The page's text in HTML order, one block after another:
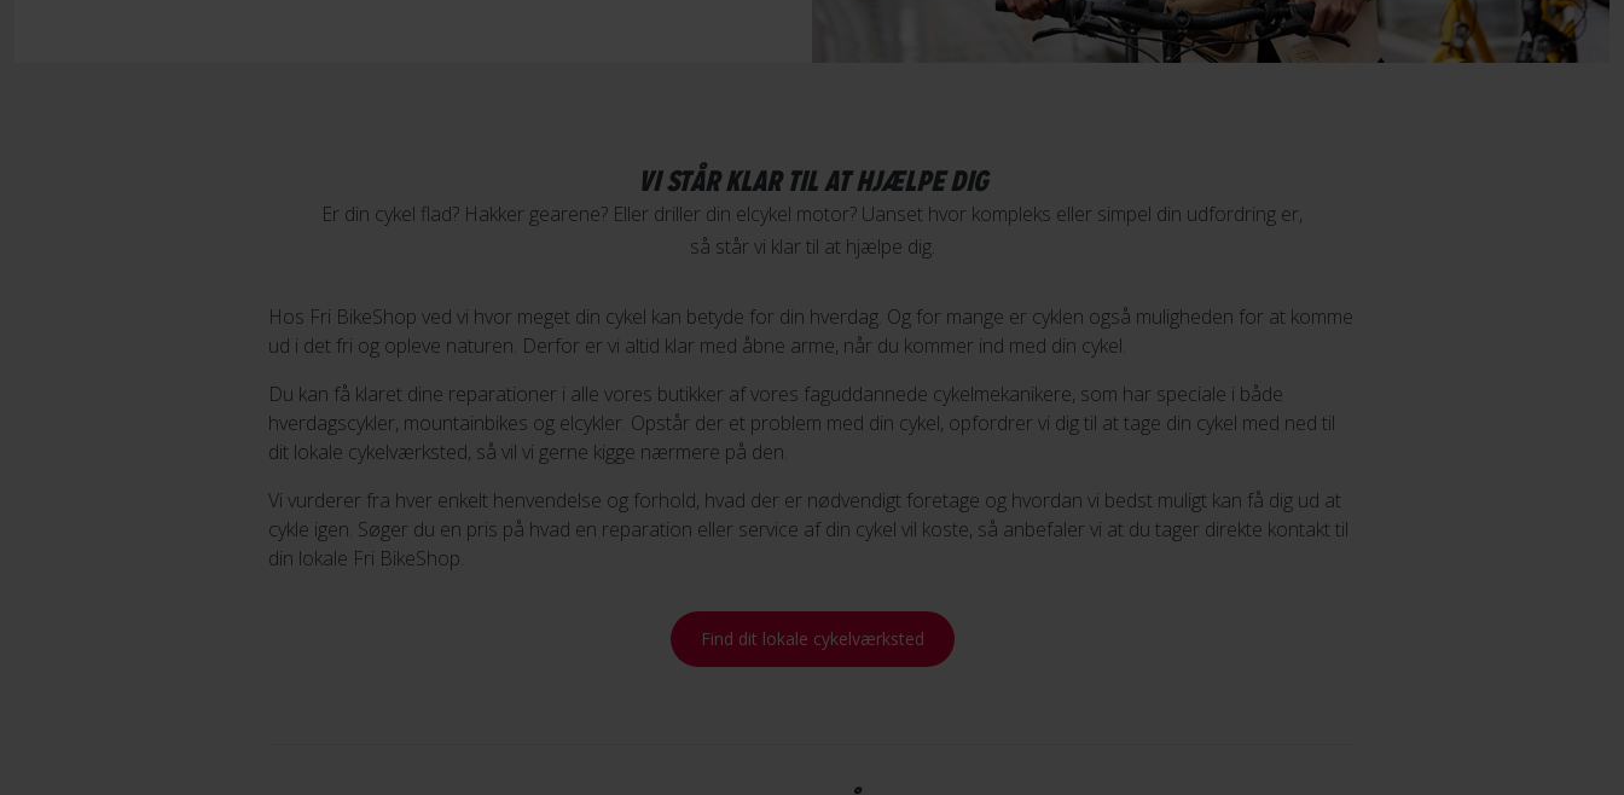
Kontakt butik
Kontakt butik
,
VI STÅR KLAR TIL AT HJÆLPE DIG
Er din cykel flad? Hakker gearene? Eller driller din elcykel motor? Uanset hvor kompleks eller simpel din udfordring er,
så står vi klar til at hjælpe dig.
Hos Fri BikeShop ved vi hvor meget din cykel kan betyde for din hverdag. Og for mange er cyklen også muligheden for at komme
ud i det fri og opleve naturen. Derfor er vi altid klar med åbne arme, når du kommer ind med din cykel.
Du kan få klaret dine reparationer i alle vores butikker af vores faguddannede cykelmekanikere, som har speciale i både
hverdagscykler, mountainbikes og elcykler. Opstår der et problem med din cykel, opfordrer vi dig til at tage din cykel med ned til
dit lokale cykelværksted, så vil vi gerne kigge nærmere på den.
Vi vurderer fra hver enkelt henvendelse og forhold, hvad der er nødvendigt foretage og hvordan vi bedst muligt kan få dig ud at
cykle igen. Søger du en pris på hvad en reparation eller service af din cykel vil koste, så anbefaler vi at du tager direkte kontakt til
din lokale Fri BikeShop.
Find dit lokale cykelværksted